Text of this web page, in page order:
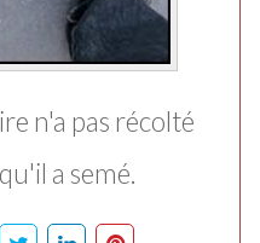
n'a pas récolté
a semé.